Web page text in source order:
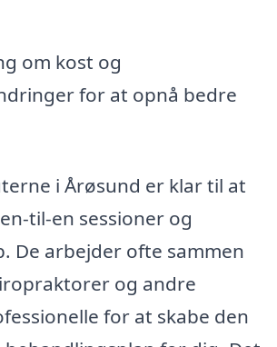
om kost og
for at opnå bedre
i Årøsund er klar til at
til-en sessioner og
De arbejder ofte sammen
og andre
for at skabe den